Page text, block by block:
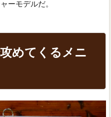
ーモデルだ。
めてくるメニ